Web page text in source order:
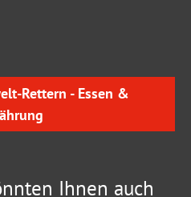
Rettern - Essen &
Ihnen auch